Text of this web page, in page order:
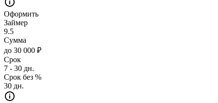
Оформить
Займер
9.5
Сумма
до 30 000 ₽
Срок
7 - 30 дн.
Срок без %
30 дн.